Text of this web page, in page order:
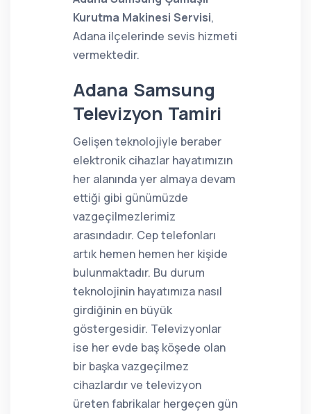
Kurutma Makinesi Servisi,
Adana ilçelerinde sevis hizmeti
vermektedir.
Adana Samsung
Televizyon Tamiri
Gelişen teknolojiyle beraber
elektronik cihazlar hayatımızın
her alanında yer almaya devam
ettiği gibi günümüzde
vazgeçilmezlerimiz
arasındadır. Cep telefonları
artık hemen hemen her kişide
bulunmaktadır. Bu durum
teknolojinin hayatımıza nasıl
girdiğinin en büyük
göstergesidir. Televizyonlar
ise her evde baş köşede olan
bir başka vazgeçilmez
cihazlardır ve televizyon
üreten fabrikalar hergeçen gün